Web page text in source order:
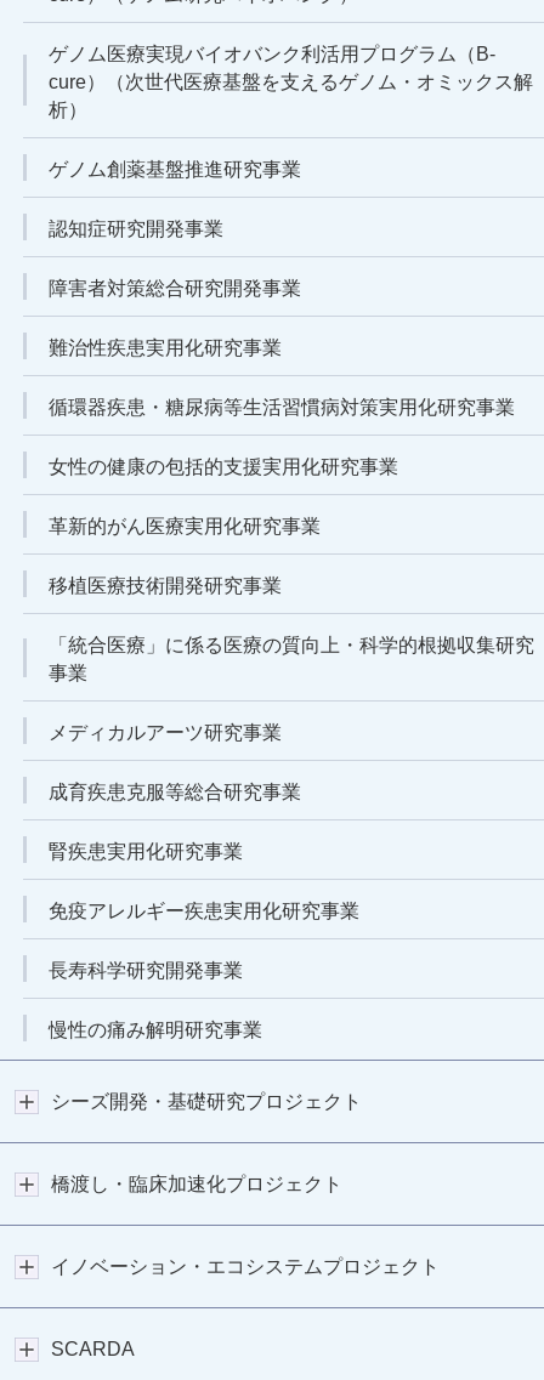
ゲノム医療実現バイオバンク利活用プログラム（B-
cure）（次世代医療基盤を支えるゲノム・オミックス解
析）
ゲノム創薬基盤推進研究事業
認知症研究開発事業
障害者対策総合研究開発事業
難治性疾患実用化研究事業
循環器疾患・糖尿病等生活習慣病対策実用化研究事業
女性の健康の包括的支援実用化研究事業
革新的がん医療実用化研究事業
移植医療技術開発研究事業
「統合医療」に係る医療の質向上・科学的根拠収集研究
事業
メディカルアーツ研究事業
成育疾患克服等総合研究事業
腎疾患実用化研究事業
免疫アレルギー疾患実用化研究事業
長寿科学研究開発事業
慢性の痛み解明研究事業
シーズ開発・基礎研究プロジェクト
橋渡し・臨床加速化プロジェクト
イノベーション・エコシステムプロジェクト
SCARDA